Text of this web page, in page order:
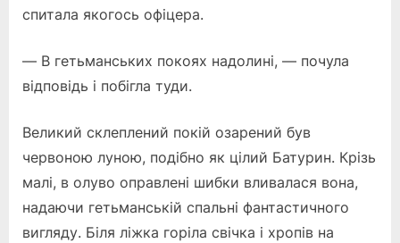
спитала якогось офіцера.
— В гетьманських покоях надолині, — почула
відповідь і побігла туди.
Великий склеплений покій озарений був
червоною луною, подібно як цілий Батурин. Крізь
малі, в олуво оправлені шибки вливалася вона,
надаючи гетьманській спальні фантастичного
вигляду. Біля ліжка горіла свічка і хропів на